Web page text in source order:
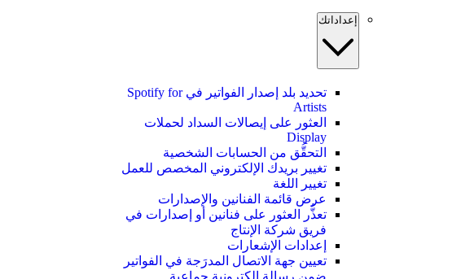
إعداداتك
تحديد بلد إصدار الفواتير في Spotify for
Artists
العثور على إيصالات السداد لحملات
Display
التحقُّق من الحسابات الشخصية
تغيير بريدك الإلكتروني المخصص للعمل
تغيير اللغة
عرض قائمة الفنانين والإصدارات
تعذُّر العثور على فنانين أو إصدارات في
فريق شركة الإنتاج
إعدادات الإشعارات
تعيين جهة الاتصال المدرَجة في الفواتير
ضمن رسالة إلكترونية جماعية